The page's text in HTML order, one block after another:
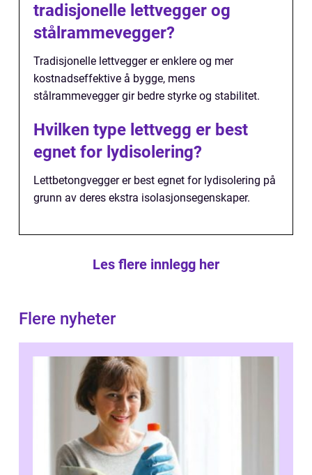
tradisjonelle lettvegger og
stålrammevegger?
Tradisjonelle lettvegger er enklere og mer
kostnadseffektive å bygge, mens
stålrammevegger gir bedre styrke og stabilitet.
Hvilken type lettvegg er best
egnet for lydisolering?
Lettbetongvegger er best egnet for lydisolering på
grunn av deres ekstra isolasjonsegenskaper.
Les flere innlegg her
Flere nyheter